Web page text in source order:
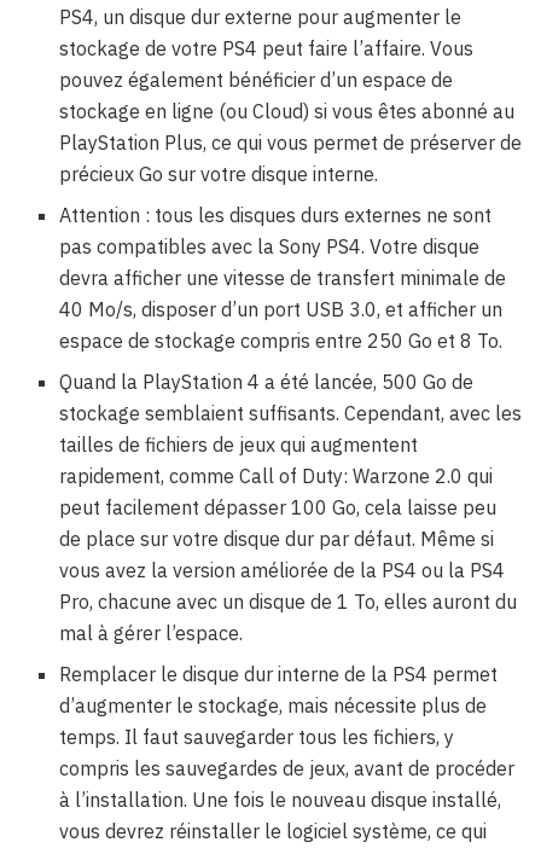
PS4, un disque dur externe pour augmenter le
stockage de votre PS4 peut faire l’affaire. Vous
pouvez également bénéficier d’un espace de
stockage en ligne (ou Cloud) si vous êtes abonné au
PlayStation Plus, ce qui vous permet de préserver de
précieux Go sur votre disque interne.
Attention : tous les disques durs externes ne sont
pas compatibles avec la Sony PS4. Votre disque
devra afficher une vitesse de transfert minimale de
40 Mo/s, disposer d’un port USB 3.0, et afficher un
espace de stockage compris entre 250 Go et 8 To.
Quand la PlayStation 4 a été lancée, 500 Go de
stockage semblaient suffisants. Cependant, avec les
tailles de fichiers de jeux qui augmentent
rapidement, comme Call of Duty: Warzone 2.0 qui
peut facilement dépasser 100 Go, cela laisse peu
de place sur votre disque dur par défaut. Même si
vous avez la version améliorée de la PS4 ou la PS4
Pro, chacune avec un disque de 1 To, elles auront du
mal à gérer l’espace.
Remplacer le disque dur interne de la PS4 permet
d’augmenter le stockage, mais nécessite plus de
temps. Il faut sauvegarder tous les fichiers, y
compris les sauvegardes de jeux, avant de procéder
à l’installation. Une fois le nouveau disque installé,
vous devrez réinstaller le logiciel système, ce qui